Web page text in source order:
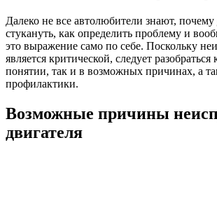
Далеко не все автолюбители знают,
стукануть, как определить проблему и
это выражение само по себе. Поскольку
является критической, следует
понятии, так и в возможных причинах, а
профилактики.
Возможные причины
двигателя